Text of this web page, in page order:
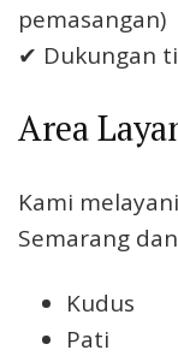
pemasangan)
✔ Dukungan
Area
Kami
Semarang
Kudus
Pati